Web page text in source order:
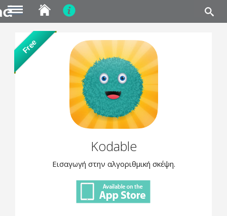
content
Free
Kodable
Εισαγωγή στην αλγοριθμική σκέψη.